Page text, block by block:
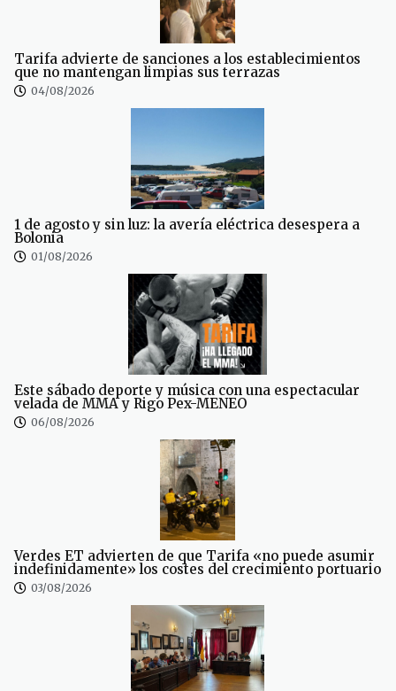
Tarifa advierte de sanciones a los establecimientos
que no mantengan limpias sus terrazas
04/08/2026
1 de agosto y sin luz: la avería eléctrica desespera a
Bolonia
01/08/2026
Este sábado deporte y música con una espectacular
velada de MMA y Rigo Pex-MENEO
06/08/2026
Verdes ET advierten de que Tarifa «no puede asumir
indefinidamente» los costes del crecimiento portuario
03/08/2026